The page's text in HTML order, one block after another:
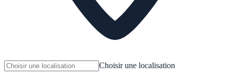
Choisir une localisation